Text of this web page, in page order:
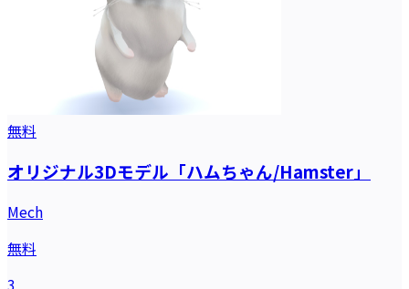
無料
オリジナル3Dモデル「ハムちゃん/Hamster」
Mech
無料
3